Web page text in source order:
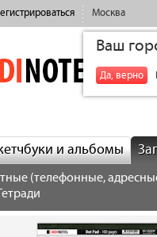
Москва
Ваш
Да, верно
indinotes
и альбомы
(телефонные,